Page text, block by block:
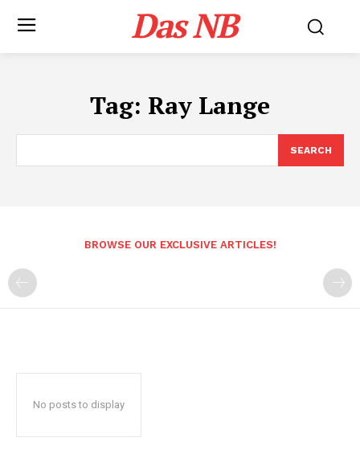
Das NB
Tag: Ray Lange
SEARCH
BROWSE OUR EXCLUSIVE ARTICLES!
No posts to display